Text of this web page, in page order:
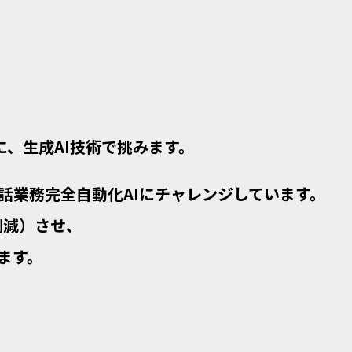
生成AI技術で挑みます。
務完全自動化AIにチャレンジしています。
）させ、
。